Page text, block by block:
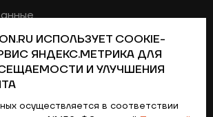
ДзенОдноклассники
ИСПОЛЬЗУЕТ COOKIE-
ЯНДЕКС.МЕТРИКА ДЛЯ
И УЛУЧШЕНИЯ
осуществляется в соответствии